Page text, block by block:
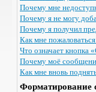
Почему мне
Почему я не могу
Почему я получил
Как мне
Что означает кнопка
Почему моё
Как мне вновь
Форматирование